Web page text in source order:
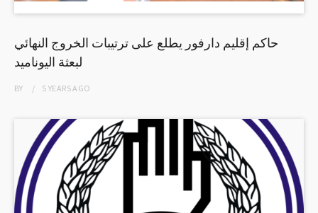
حاكم إقليم دارفور يطلع على ترتيبات الخروج النهائي
لبعثة اليوناميد
BY 5 YEARSAGO